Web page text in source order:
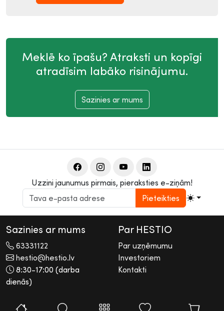
Meklē ko īpašu? Atraksti un kopīgi
atradīsim labāko risinājumu.
Sazinies ar mums
Uzzini jaunumus pirmais, pieraksties e-ziņām!
Pieteikties
Sazinies ar mums
63331122
hestio@hestio.lv
8:30-17:00 (darba
dienās)
Par HESTIO
Par uzņēmumu
Investoriem
Kontakti
2026 © Hestio AS